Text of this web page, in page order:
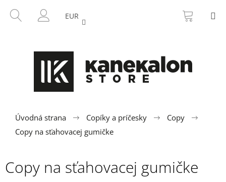
HĽADAŤ
PRIHLÁSENIE
EUR KOŠÍK
Úvodná strana Copíky a príčesky
Copy
Copy na sťahovacej gumičke
Copy na sťahovacej gumičke
SPÄŤ
SPÄŤ
e
u
j